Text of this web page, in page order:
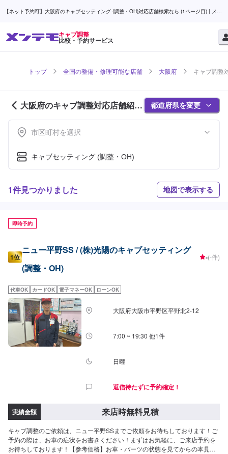
【ネット予約可】大阪府のキャブセッティング (調整・OH)対応店舗検索なら (1ページ目) | メン
キャブ調整
比較・予約サービス
トップ 全国の整備・修理可能な店舗 大阪府 キャブ調整
大阪府のキャブ調整対応店舗紹介
(1ページ目)
都道府県を変更
市区町村を選択
キャブセッティング (調整・OH)
1件見つかりました 地図で表示する
即時予約
1位
ニュー平野SS / (株)光陽のキャブセッティング
(調整・OH)
-(-件)
代車OK カードOK 電子マネーOK ローンOK
大阪府大阪市平野区平野北2-12
7:00 ~ 19:30 他1件
日曜
返信待たずに予約確定！
実績金額 来店時無料見積
キャブ調整のご依頼は、ニュー平野SSまでご依頼をお待ちしております！ご
予約の際は、お車の症状をお書きください！まずはお気軽に、ご来店予約を
お待ちしております！【参考価格】お車・パーツの状態を見てからの本見積